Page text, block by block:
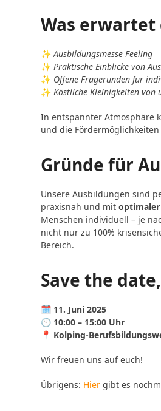
Was erwartet
✨Ausbildungsmesse Feeling
✨Praktische Einblicke von
✨ Offene Fragerunden für
✨Köstliche Kleinigkeiten von
In entspannter Atmosphäre
und die Fördermöglichkeiten
Gründe für
Unsere Ausbildungen sind
praxisnah und mitoptimaler
Menschen individuell – je
nicht nur zu 100%
Bereich.
Save the
🗓️ 11. Juni 2025
🕙 10:00 – 15:00 Uhr
📍 Kolping-
Wir freuen uns auf euch!
Übrigens: Hier gibt es